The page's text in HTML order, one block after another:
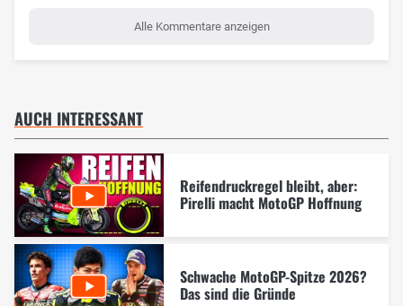
Alle Kommentare anzeigen
AUCH INTERESSANT
Reifendruckregel bleibt, aber:
Pirelli macht MotoGP Hoffnung
Schwache MotoGP-Spitze 2026?
Das sind die Gründe